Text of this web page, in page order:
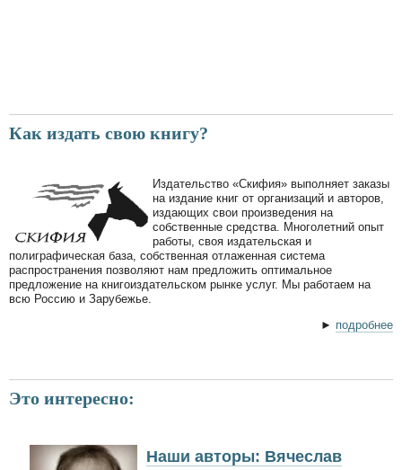
Как издать свою книгу?
Издательство «Скифия» выполняет заказы
на издание книг от организаций и авторов,
издающих свои произведения на
собственные средства. Многолетний опыт
работы, своя издательская и
полиграфическая база, собственная отлаженная система
распространения позволяют нам предложить оптимальное
предложение на книгоиздательском рынке услуг. Мы работаем на
всю Россию и Зарубежье.
► подробнее
Это интересно:
Наши авторы: Вячеслав